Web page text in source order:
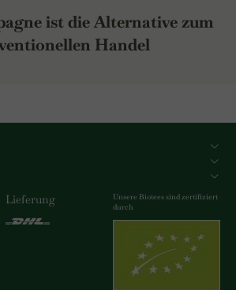
ist die Alternative zum
Handel
Lieferung
Unsere Biotees sind zertifiziert
durch